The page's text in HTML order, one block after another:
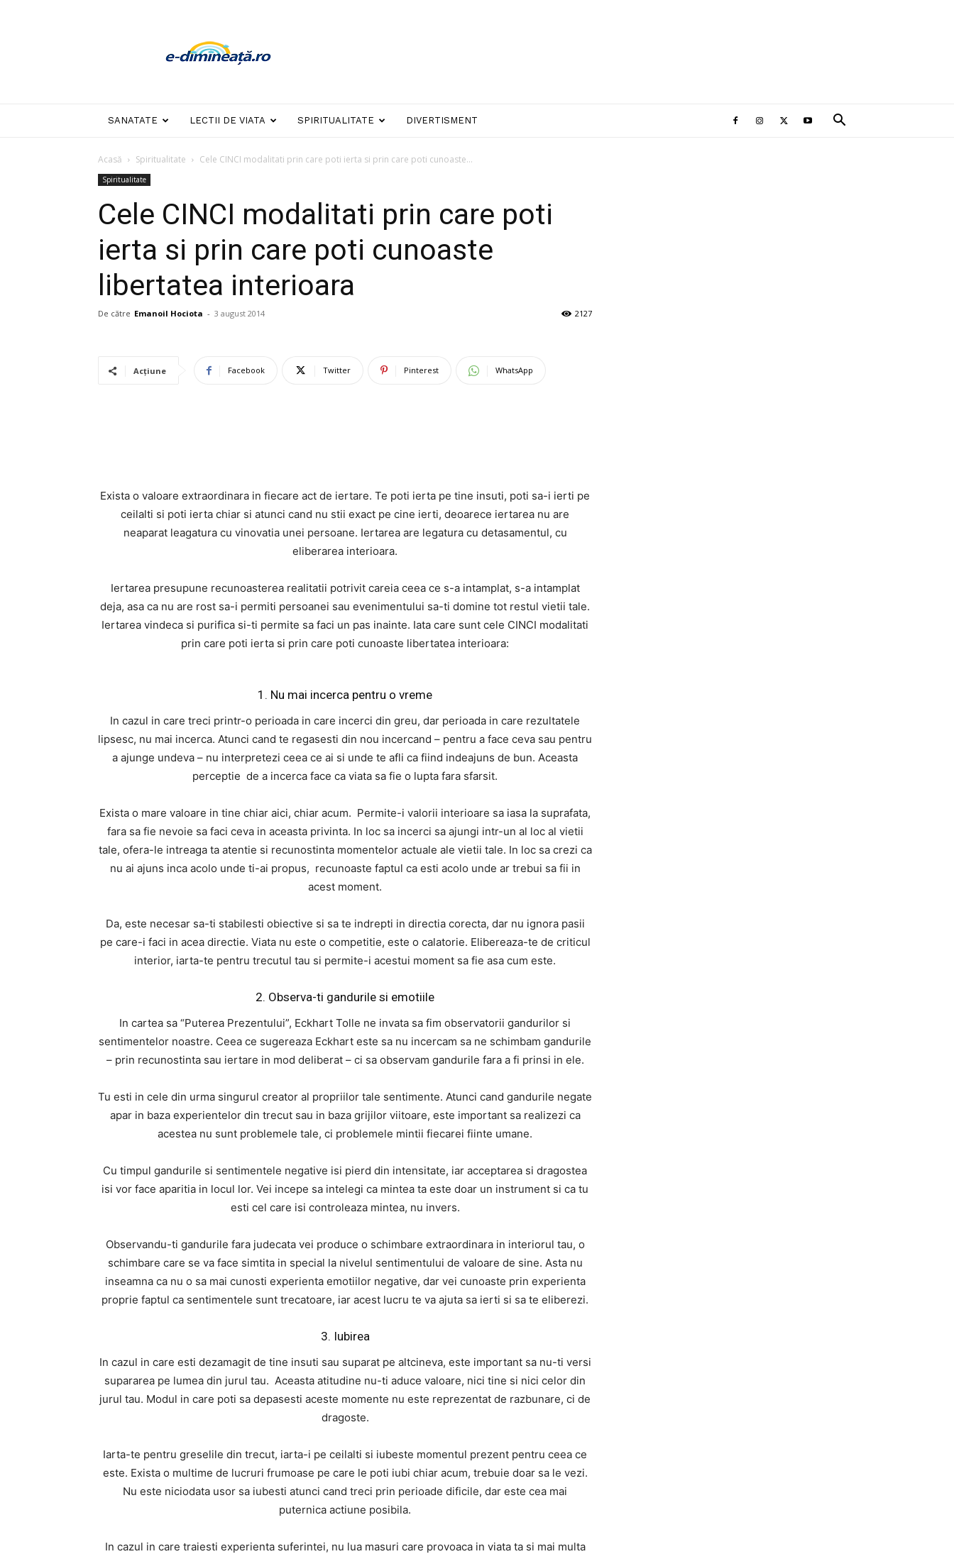
dimineata
SANATATE LECTII DE VIATA SPIRITUALITATE DIVERTISMENT
Acasă Spiritualitate Cele CINCI modalitati prin care poti ierta si prin care poti cunoaste...
Spiritualitate
Cele CINCI modalitati prin care poti
ierta si prin care poti cunoaste
libertatea interioara
De către Emanoil Hociota - 3 august 2014 2127
Acțiune Facebook Twitter Pinterest WhatsApp
Exista o valoare extraordinara in fiecare act de iertare. Te poti ierta pe tine insuti, poti sa-i ierti pe
ceilalti si poti ierta chiar si atunci cand nu stii exact pe cine ierti, deoarece iertarea nu are
neaparat leagatura cu vinovatia unei persoane. Iertarea are legatura cu detasamentul, cu
eliberarea interioara.
Iertarea presupune recunoasterea realitatii potrivit careia ceea ce s-a intamplat, s-a intamplat
deja, asa ca nu are rost sa-i permiti persoanei sau evenimentului sa-ti domine tot restul vietii tale.
Iertarea vindeca si purifica si-ti permite sa faci un pas inainte. Iata care sunt cele CINCI modalitati
prin care poti ierta si prin care poti cunoaste libertatea interioara:
1. Nu mai incerca pentru o vreme
In cazul in care treci printr-o perioada in care incerci din greu, dar perioada in care rezultatele
lipsesc, nu mai incerca. Atunci cand te regasesti din nou incercand – pentru a face ceva sau pentru
a ajunge undeva – nu interpretezi ceea ce ai si unde te afli ca fiind indeajuns de bun. Aceasta
perceptie de a incerca face ca viata sa fie o lupta fara sfarsit.
Exista o mare valoare in tine chiar aici, chiar acum. Permite-i valorii interioare sa iasa la suprafata,
fara sa fie nevoie sa faci ceva in aceasta privinta. In loc sa incerci sa ajungi intr-un al loc al vietii
tale, ofera-le intreaga ta atentie si recunostinta momentelor actuale ale vietii tale. In loc sa crezi ca
nu ai ajuns inca acolo unde ti-ai propus, recunoaste faptul ca esti acolo unde ar trebui sa fii in
acest moment.
Da, este necesar sa-ti stabilesti obiective si sa te indrepti in directia corecta, dar nu ignora pasii
pe care-i faci in acea directie. Viata nu este o competitie, este o calatorie. Elibereaza-te de criticul
interior, iarta-te pentru trecutul tau si permite-i acestui moment sa fie asa cum este.
2. Observa-ti gandurile si emotiile
In cartea sa “Puterea Prezentului”, Eckhart Tolle ne invata sa fim observatorii gandurilor si
sentimentelor noastre. Ceea ce sugereaza Eckhart este sa nu incercam sa ne schimbam gandurile
– prin recunostinta sau iertare in mod deliberat – ci sa observam gandurile fara a fi prinsi in ele.
Tu esti in cele din urma singurul creator al propriilor tale sentimente. Atunci cand gandurile negate
apar in baza experientelor din trecut sau in baza grijilor viitoare, este important sa realizezi ca
acestea nu sunt problemele tale, ci problemele mintii fiecarei fiinte umane.
Cu timpul gandurile si sentimentele negative isi pierd din intensitate, iar acceptarea si dragostea
isi vor face aparitia in locul lor. Vei incepe sa intelegi ca mintea ta este doar un instrument si ca tu
esti cel care isi controleaza mintea, nu invers.
Observandu-ti gandurile fara judecata vei produce o schimbare extraordinara in interiorul tau, o
schimbare care se va face simtita in special la nivelul sentimentului de valoare de sine. Asta nu
inseamna ca nu o sa mai cunosti experienta emotiilor negative, dar vei cunoaste prin experienta
proprie faptul ca sentimentele sunt trecatoare, iar acest lucru te va ajuta sa ierti si sa te eliberezi.
3. Iubirea
In cazul in care esti dezamagit de tine insuti sau suparat pe altcineva, este important sa nu-ti versi
supararea pe lumea din jurul tau. Aceasta atitudine nu-ti aduce valoare, nici tine si nici celor din
jurul tau. Modul in care poti sa depasesti aceste momente nu este reprezentat de razbunare, ci de
dragoste.
Iarta-te pentru greselile din trecut, iarta-i pe ceilalti si iubeste momentul prezent pentru ceea ce
este. Exista o multime de lucruri frumoase pe care le poti iubi chiar acum, trebuie doar sa le vezi.
Nu este niciodata usor sa iubesti atunci cand treci prin perioade dificile, dar este cea mai
puternica actiune posibila.
In cazul in care traiesti experienta suferintei, nu lua masuri care provoaca in viata ta si mai multa